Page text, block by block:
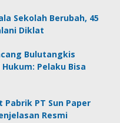
Sekolah Berubah, 45
Diklat
Bulutangkis
Pelaku Bisa
PT Sun Paper
Resmi